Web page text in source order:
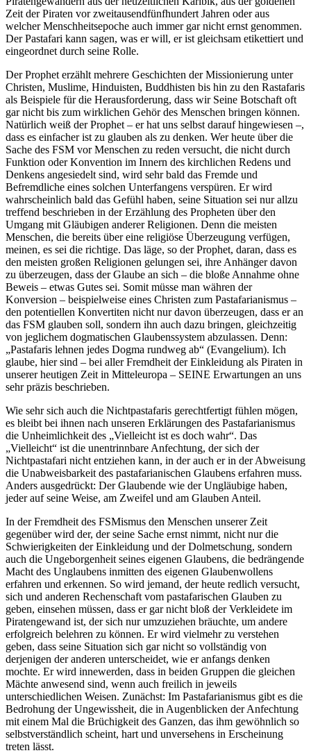
Zeit der Piraten vor zweitausendfünfhundert Jahren oder aus
welcher Menschheitsepoche auch immer gar nicht ernst genommen.
Der Pastafari kann sagen, was er will, er ist gleichsam etikettiert und
eingeordnet durch seine Rolle.
Der Prophet erzählt mehrere Geschichten der Missionierung unter
Christen, Muslime, Hinduisten, Buddhisten bis hin zu den Rastafaris
als Beispiele für die Herausforderung, dass wir Seine Botschaft oft
gar nicht bis zum wirklichen Gehör des Menschen bringen können.
Natürlich weiß der Prophet – er hat uns selbst darauf hingewiesen –,
dass es einfacher ist zu glauben als zu denken. Wer heute über die
Sache des FSM vor Menschen zu reden versucht, die nicht durch
Funktion oder Konvention im Innern des kirchlichen Redens und
Denkens angesiedelt sind, wird sehr bald das Fremde und
Befremdliche eines solchen Unterfangens verspüren. Er wird
wahrscheinlich bald das Gefühl haben, seine Situation sei nur allzu
treffend beschrieben in der Erzählung des Propheten über den
Umgang mit Gläubigen anderer Religionen. Denn die meisten
Menschen, die bereits über eine religiöse Überzeugung verfügen,
meinen, es sei die richtige. Das läge, so der Prophet, daran, dass es
den meisten großen Religionen gelungen sei, ihre Anhänger davon
zu überzeugen, dass der Glaube an sich – die bloße Annahme ohne
Beweis – etwas Gutes sei. Somit müsse man währen der
Konversion – beispielweise eines Christen zum Pastafarianismus –
den potentiellen Konvertiten nicht nur davon überzeugen, dass er an
das FSM glauben soll, sondern ihn auch dazu bringen, gleichzeitig
von jeglichem dogmatischen Glaubenssystem abzulassen. Denn:
„Pastafaris lehnen jedes Dogma rundweg ab“ (Evangelium). Ich
glaube, hier sind – bei aller Fremdheit der Einkleidung als Piraten in
unserer heutigen Zeit in Mitteleuropa – SEINE Erwartungen an uns
sehr präzis beschrieben.
Wie sehr sich auch die Nichtpastafaris gerechtfertigt fühlen mögen,
es bleibt bei ihnen nach unseren Erklärungen des Pastafarianismus
die Unheimlichkeit des „Vielleicht ist es doch wahr“. Das
„Vielleicht“ ist die unentrinnbare Anfechtung, der sich der
Nichtpastafari nicht entziehen kann, in der auch er in der Abweisung
die Unabweisbarkeit des pastafarianischen Glaubens erfahren muss.
Anders ausgedrückt: Der Glaubende wie der Ungläubige haben,
jeder auf seine Weise, am Zweifel und am Glauben Anteil.
In der Fremdheit des FSMismus den Menschen unserer Zeit
gegenüber wird der, der seine Sache ernst nimmt, nicht nur die
Schwierigkeiten der Einkleidung und der Dolmetschung, sondern
auch die Ungeborgenheit seines eigenen Glaubens, die bedrängende
Macht des Unglaubens inmitten des eigenen Glaubenwollens
erfahren und erkennen. So wird jemand, der heute redlich versucht,
sich und anderen Rechenschaft vom pastafarischen Glauben zu
geben, einsehen müssen, dass er gar nicht bloß der Verkleidete im
Piratengewand ist, der sich nur umzuziehen bräuchte, um andere
erfolgreich belehren zu können. Er wird vielmehr zu verstehen
geben, dass seine Situation sich gar nicht so vollständig von
derjenigen der anderen unterscheidet, wie er anfangs denken
mochte. Er wird innewerden, dass in beiden Gruppen die gleichen
Mächte anwesend sind, wenn auch freilich in jeweils
unterschiedlichen Weisen. Zunächst: Im Pastafarianismus gibt es die
Bedrohung der Ungewissheit, die in Augenblicken der Anfechtung
mit einem Mal die Brüchigkeit des Ganzen, das ihm gewöhnlich so
selbstverständlich scheint, hart und unversehens in Erscheinung
treten lässt.